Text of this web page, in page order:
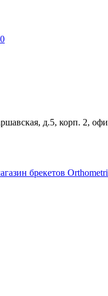
0
д.5, корп. 2,